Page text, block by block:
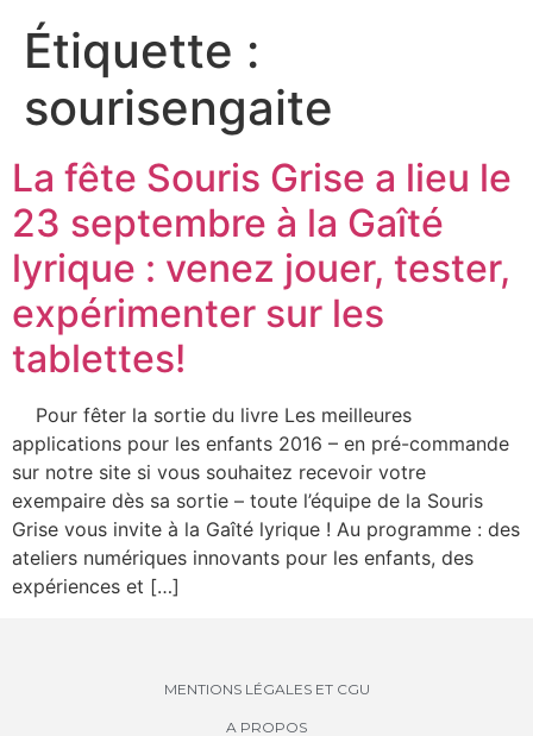
Étiquette :
sourisengaite
La fête Souris Grise a lieu le
23 septembre à la Gaîté
lyrique : venez jouer, tester,
expérimenter sur les
tablettes!
Pour fêter la sortie du livre Les meilleures
applications pour les enfants 2016 – en pré-commande
sur notre site si vous souhaitez recevoir votre
exempaire dès sa sortie – toute l’équipe de la Souris
Grise vous invite à la Gaîté lyrique ! Au programme : des
ateliers numériques innovants pour les enfants, des
expériences et […]
MENTIONS LÉGALES ET CGU
A PROPOS